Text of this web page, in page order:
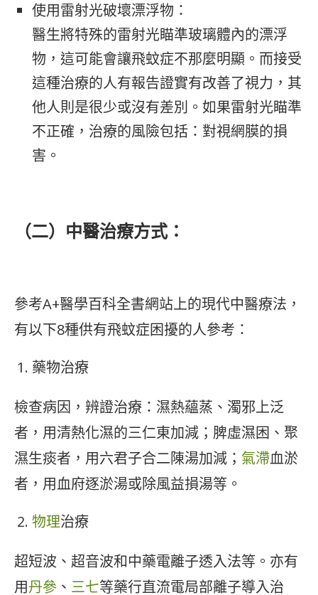
使用雷射光破壞漂浮物：
醫生將特殊的雷射光瞄準玻璃體內的漂浮
物，這可能會讓飛蚊症不那麼明顯。而接受
這種治療的人有報告證實有改善了視力，其
他人則是很少或沒有差別。如果雷射光瞄準
不正確，治療的風險包括：對視網膜的損
害。
（二）中醫治療方式：
參考A+醫學百科全書網站上的現代中醫療法，
有以下8種供有飛蚊症困擾的人參考：
藥物治療
檢查病因，辨證治療：濕熱蘊蒸、濁邪上泛
者，用清熱化濕的三仁東加減；脾虛濕困、聚
濕生痰者，用六君子合二陳湯加減； 氣滯血淤
者，用血府逐淤湯或除風益損湯等。
物理治療
超短波、超音波和中藥電離子透入法等。亦有
用丹參 、 三七等藥行直流電局部離子導入治